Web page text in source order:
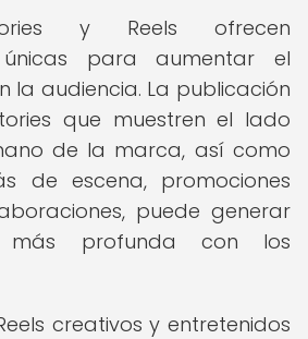
y Reels ofrecen
únicas para aumentar el
la audiencia. La publicación
que muestren el lado
de la marca, así como
de escena, promociones
puede generar
más profunda con los
creativos y entretenidos